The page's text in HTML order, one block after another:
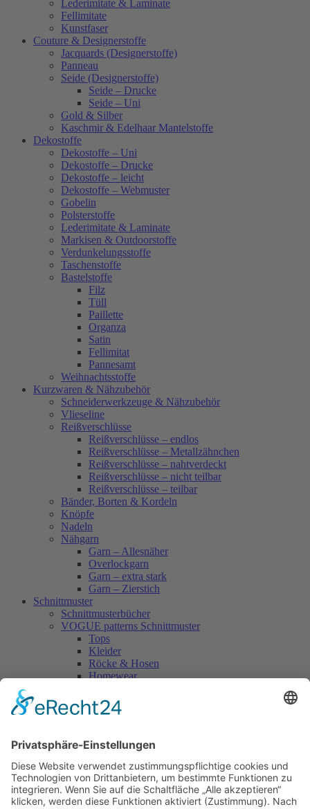
Lederimitate & Laminate
Fellimitate
Kunstfaser
Couture & Designerstoffe
Jacquards (Designerstoffe)
Panneau
Seide (Designerstoffe)
Seide – Drucke
Seide – Uni
Gold & Silber
Kaschmir & Edelhaar Mantelstoffe
Dekostoffe
Dekostoffe – Uni
Dekostoffe – Drucke
Dekostoffe – leicht
Dekostoffe – Webmuster
Gobelin
Polsterstoffe
Lederimitate & Laminate
Markisen & Outdoorstoffe
Verdunkelungsstoffe
Taschenstoffe
Bastelstoffe
Filz
Tüll
Paillette
Organza
Satin
Fellimitat
Pannesamt
Weihnachtsstoffe
Kurzwaren & Nähzubehör
Schneiderwerkzeuge & Nähzubehör
Vlieseline
Reißverschlüsse
Reißverschlüsse – endlos
Reißverschlüsse – Metallzähnchen
Reißverschlüsse – nahtverdeckt
Reißverschlüsse – nicht teilbar
Reißverschlüsse – teilbar
Bänder, Borten & Kordeln
Knöpfe
Nadeln
Nähgarn
Garn – Allesnäher
Overlockgarn
Garn – extra stark
Garn – Zierstich
Schnittmuster
Schnittmusterbücher
VOGUE patterns Schnittmuster
Tops
Kleider
Röcke & Hosen
Homewear
Vogue Vintage
Herren
Accessoires
Einzelschnittmuster Burda
Tops
Kleider
Röcke & Hosen
Homewear